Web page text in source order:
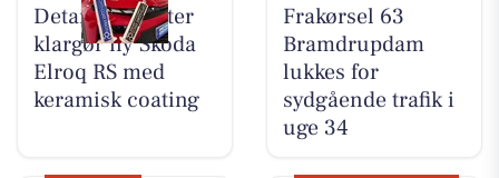
Detailing Center
klargør ny Skoda
Elroq RS med
keramisk coating
Frakørsel 63
Bramdrupdam
lukkes for
sydgående trafik i
uge 34